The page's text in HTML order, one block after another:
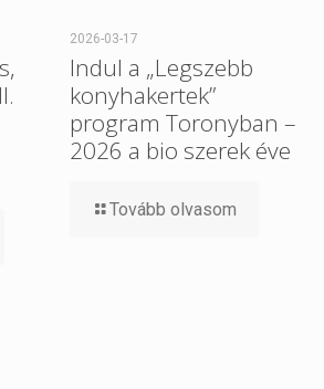
2026-03-17
Indul a „Legszebb
konyhakertek”
program Toronyban –
2026 a bio szerek éve
Tovább olvasom